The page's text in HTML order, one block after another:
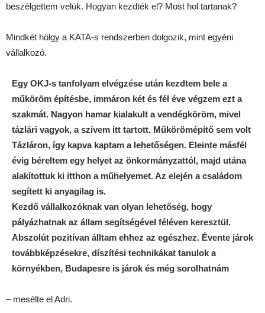
beszélgettem velük. Hogyan kezdték el? Most hol tartanak?
Mindkét hölgy a KATA-s rendszerben dolgozik, mint egyéni
vállalkozó.
Egy OKJ-s tanfolyam elvégzése után kezdtem bele a
műköröm építésbe, immáron két és fél éve végzem ezt a
szakmát. Nagyon hamar kialakult a vendégköröm, mivel
tázlári vagyok, a szívem itt tartott. Műkörömépítő sem volt
Tázláron, így kapva kaptam a lehetőségen. Eleinte másfél
évig béreltem egy helyet az önkormányzattól, majd utána
alakítottuk ki itthon a műhelyemet. Az elején a családom
segített ki anyagilag is.
Kezdő vállalkozóknak van olyan lehetőség, hogy
pályázhatnak az állam segítségével féléven keresztül.
Abszolút pozitívan álltam ehhez az egészhez. Évente járok
továbbképzésekre, díszítési technikákat tanulok a
környékben, Budapesre is járok és még sorolhatnám
– mesélte el Adri.